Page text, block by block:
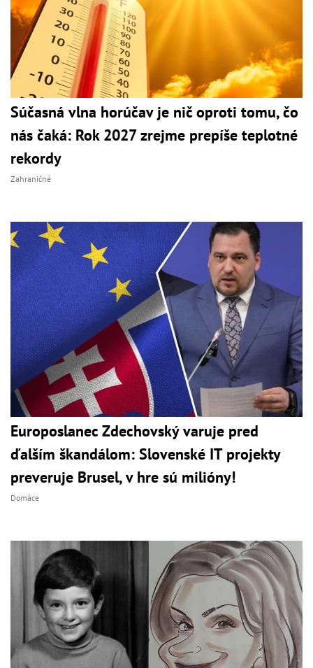
Súčasná vlna horúčav je nič oproti tomu, čo
nás čaká: Rok 2027 zrejme prepíše teplotné
rekordy
Zahraničné
Europoslanec Zdechovský varuje pred
ďalším škandálom: Slovenské IT projekty
preveruje Brusel, v hre sú milióny!
Domáce